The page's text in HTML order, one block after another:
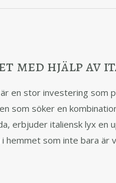
med hjälp av
en stor investering som
som söker en
erbjuder italiensk lyx en
hemmet som inte bara är